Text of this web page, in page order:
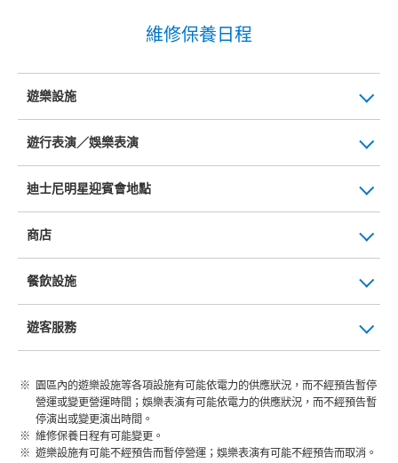
維修保養日程
遊樂設施
遊行表演／娛樂表演
迪士尼明星迎賓會地點
商店
餐飲設施
遊客服務
園區內的遊樂設施等各項設施有可能依電力的供應狀況，而不經預告暫停
營運或變更營運時間；娛樂表演有可能依電力的供應狀況，而不經預告暫
停演出或變更演出時間。
維修保養日程有可能變更。
遊樂設施有可能不經預告而暫停營運；娛樂表演有可能不經預告而取消。